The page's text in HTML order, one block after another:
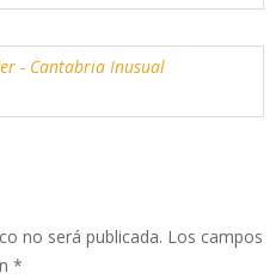
- Cantabria Inusual
no será publicada. Los campos
*